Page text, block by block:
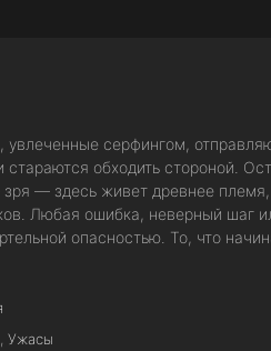
увлеченные серфингом,
стараются обходить стороной.
зря — здесь живет древнее
Любая ошибка, неверный шаг
опасностью. То, что
, Ужасы